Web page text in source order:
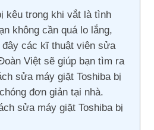
kêu trong khi vắt là tình
không cần quá lo lắng,
các kĩ thuật viên sửa
Việt sẽ giúp bạn tìm ra
sửa máy giặt Toshiba bị
đơn giản tại nhà.
sửa máy giặt Toshiba bị